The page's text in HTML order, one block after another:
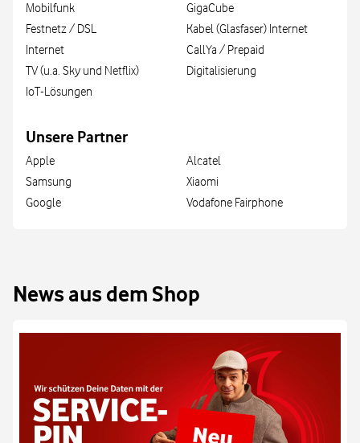
Mobilfunk
Festnetz / DSL
Internet
TV (u.a. Sky und Netflix)
IoT-Lösungen
GigaCube
Kabel (Glasfaser) Internet
CallYa / Prepaid
Digitalisierung
Unsere Partner
Apple
Samsung
Google
Alcatel
Xiaomi
Vodafone Fairphone
News aus dem Shop